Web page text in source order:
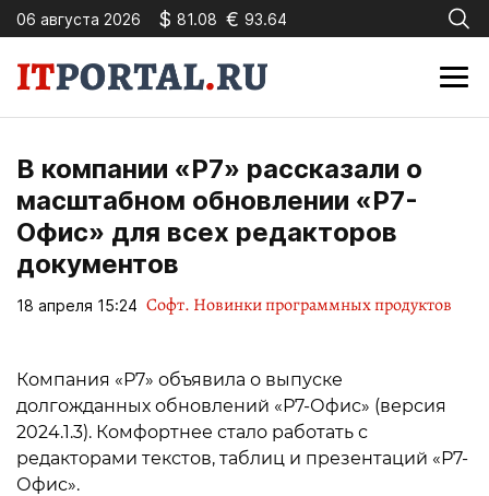
06 августа 2026 $ 81.08 € 93.64
В компании «Р7» рассказали о
масштабном обновлении «Р7-
Офис» для всех редакторов
документов
18 апреля 15:24 Софт. Новинки программных продуктов
Компания «Р7» объявила о выпуске
долгожданных обновлений «Р7-Офис» (версия
2024.1.3). Комфортнее стало работать с
редакторами текстов, таблиц и презентаций «Р7-
Офис».